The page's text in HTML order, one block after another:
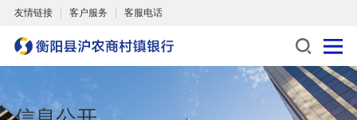
友情链接 客户服务 客服电话